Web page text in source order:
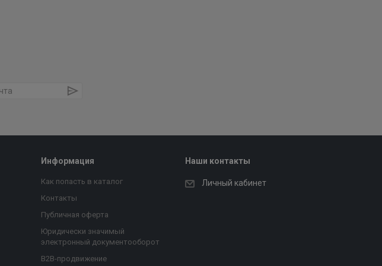
Информация
Как попасть в каталог
Контакты
Публичная оферта
Юридически значимый
электронный документооборот
B2B-продвижение
Наши контакты
Личный кабинет